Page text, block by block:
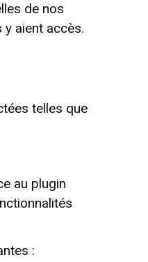
de nos
aient accès.
telles que
au plugin
: